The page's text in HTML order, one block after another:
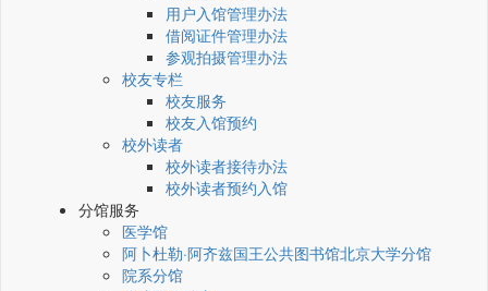
用户入馆管理办法
借阅证件管理办法
参观拍摄管理办法
校友专栏
校友服务
校友入馆预约
校外读者
校外读者接待办法
校外读者预约入馆
分馆服务
医学馆
阿卜杜勒·阿齐兹国王公共图书馆北京大学分馆
院系分馆